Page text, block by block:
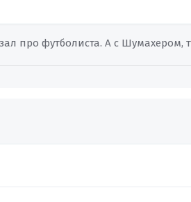
про футболиста. А с Шумахером,